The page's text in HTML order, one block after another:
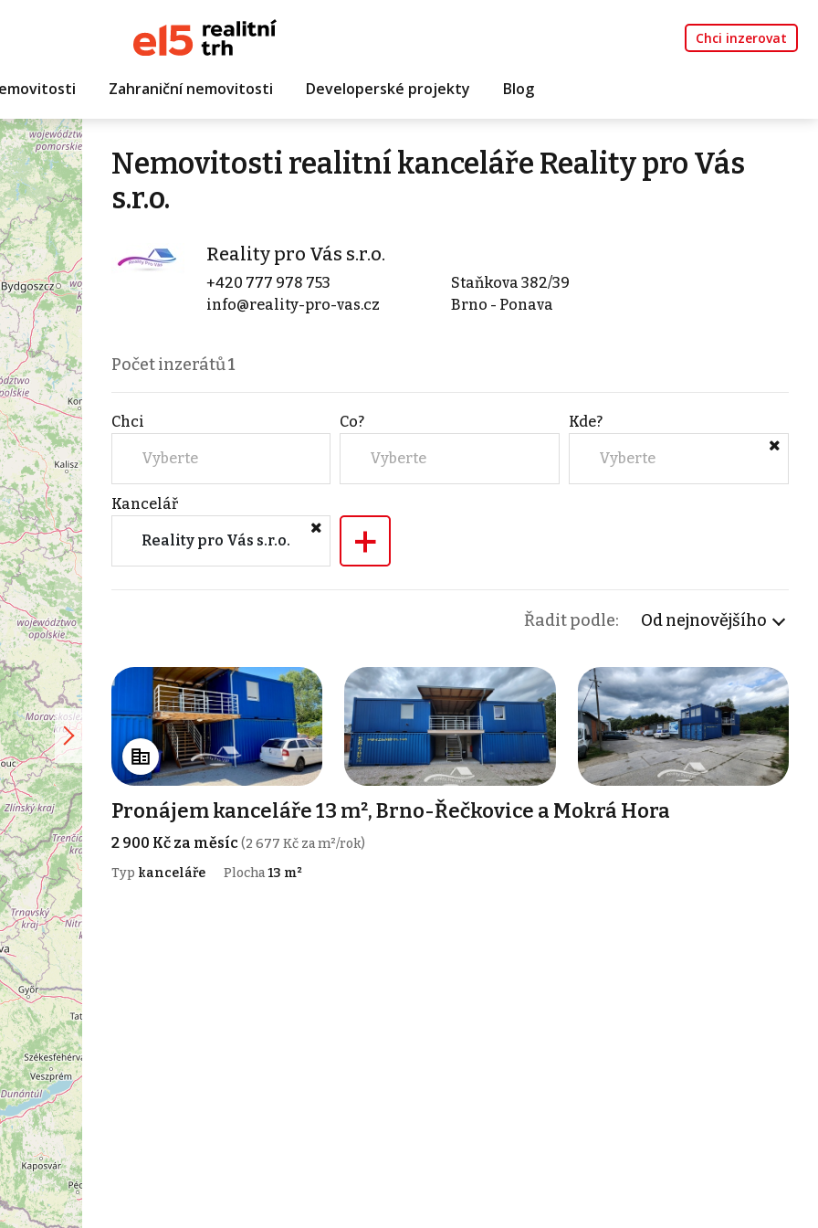
Chci inzerovat
Zahraniční nemovitosti Developerské projekty Blog
Nemovitosti realitní kanceláře Reality pro Vás
s.r.o.
Reality pro Vás s.r.o.
+420 777 978 753
info@reality-pro-vas.cz
Staňkova 382/39
Brno - Ponava
Počet inzerátů1
Chci
Vyberte
Co?
Vyberte
Kde?
Vyberte
Kancelář
Reality pro Vás s.r.o. +
Řadit podle: Od nejnovějšího
Pronájem kanceláře 13 m², Brno-Řečkovice a Mokrá Hora
2 900 Kč za měsíc(2 677 Kč za m²/rok)
Typ kanceláře Plocha13 m²